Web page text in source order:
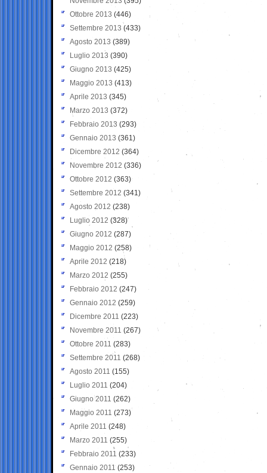
Ottobre 2013 (446)
Settembre 2013 (433)
Agosto 2013 (389)
Luglio 2013 (390)
Giugno 2013 (425)
Maggio 2013 (413)
Aprile 2013 (345)
Marzo 2013 (372)
Febbraio 2013 (293)
Gennaio 2013 (361)
Dicembre 2012 (364)
Novembre 2012 (336)
Ottobre 2012 (363)
Settembre 2012 (341)
Agosto 2012 (238)
Luglio 2012 (328)
Giugno 2012 (287)
Maggio 2012 (258)
Aprile 2012 (218)
Marzo 2012 (255)
Febbraio 2012 (247)
Gennaio 2012 (259)
Dicembre 2011 (223)
Novembre 2011 (267)
Ottobre 2011 (283)
Settembre 2011 (268)
Agosto 2011 (155)
Luglio 2011 (204)
Giugno 2011 (262)
Maggio 2011 (273)
Aprile 2011 (248)
Marzo 2011 (255)
Febbraio 2011 (233)
Gennaio 2011 (253)